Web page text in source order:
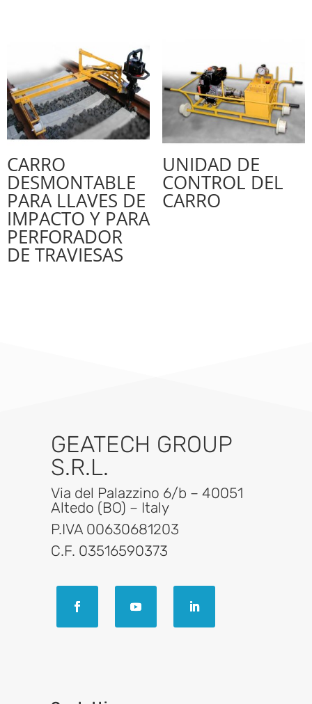
CARRO
DESMONTABLE
PARA LLAVES DE
IMPACTO Y PARA
PERFORADOR
DE TRAVIESAS
UNIDAD DE
CONTROL DEL
CARRO
GEATECH GROUP
S.R.L.
Via del Palazzino 6/b – 40051
Altedo (BO) – Italy
P.IVA 00630681203
C.F. 03516590373